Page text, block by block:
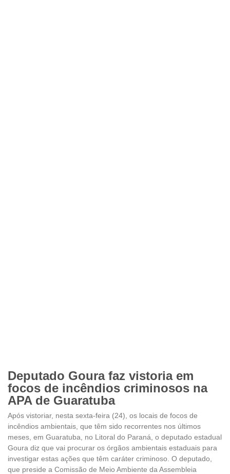
Deputado Goura faz vistoria em
focos de incêndios criminosos na
APA de Guaratuba
Após vistoriar, nesta sexta-feira (24), os locais de focos de
incêndios ambientais, que têm sido recorrentes nos últimos
meses, em Guaratuba, no Litoral do Paraná, o deputado estadual
Goura diz que vai procurar os órgãos ambientais estaduais para
investigar estas ações que têm caráter criminoso. O deputado,
que preside a Comissão de Meio Ambiente da Assembleia